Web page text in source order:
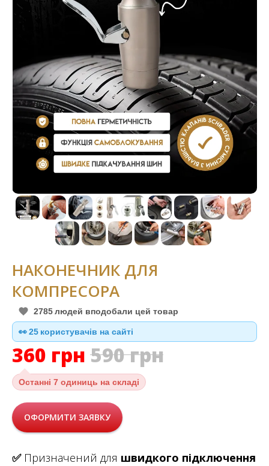
НАКОНЕЧНИК ДЛЯ
КОМПРЕСОРА
2785 людей вподобали цей товар
👀24 користувачів на сайті
360 грн 590грн
Останні 7 одиниць на складі
ОФОРМИТИ ЗАЯВКУ
✅Призначений для швидкого підключення